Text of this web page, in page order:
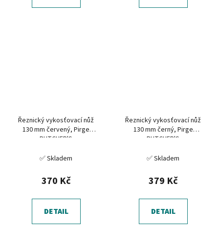
Řeznický vykosťovací nůž
130 mm červený, Pirge
BUTCHER'S
✅ Skladem
370 Kč
DETAIL
Řeznický vykosťovací nůž
130 mm černý, Pirge
BUTCHER'S
✅ Skladem
379 Kč
DETAIL